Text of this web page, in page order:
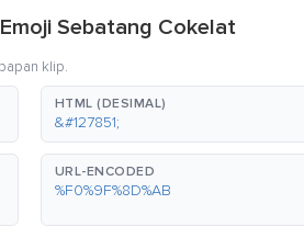
Sebatang Cokelat
klip.
HTML (DESIMAL)
&#127851;
URL-ENCODED
%F0%9F%8D%AB